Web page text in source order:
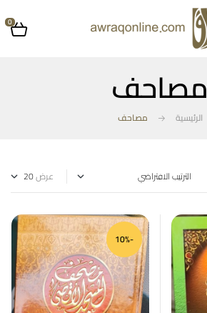
0
مصاحف
الرئيسية مصاحف
عرض
-10%